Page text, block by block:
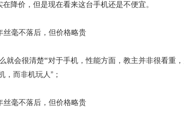
降价，但是现在看来这台手机还是不便宜。
就会很清楚“对于手机，性能方面，教主并非很看重
，而非机玩人”；